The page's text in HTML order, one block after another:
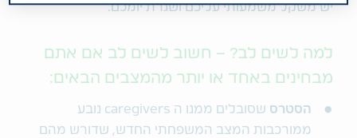
יש משקל משמעותי עליכם ושגרת יומכם.
למה לשים לב? – חשוב לשים לב אם אתם
מבחינים באחד או יותר מהמצבים הבאים:
הסטרס
שסובלים ממנו ה caregivers נובע
ממורכבות המצב המשפחתי החדש, שדורש מהם